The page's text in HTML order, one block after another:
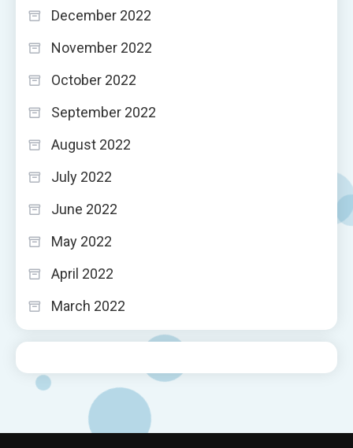
December 2022
November 2022
October 2022
September 2022
August 2022
July 2022
June 2022
May 2022
April 2022
March 2022